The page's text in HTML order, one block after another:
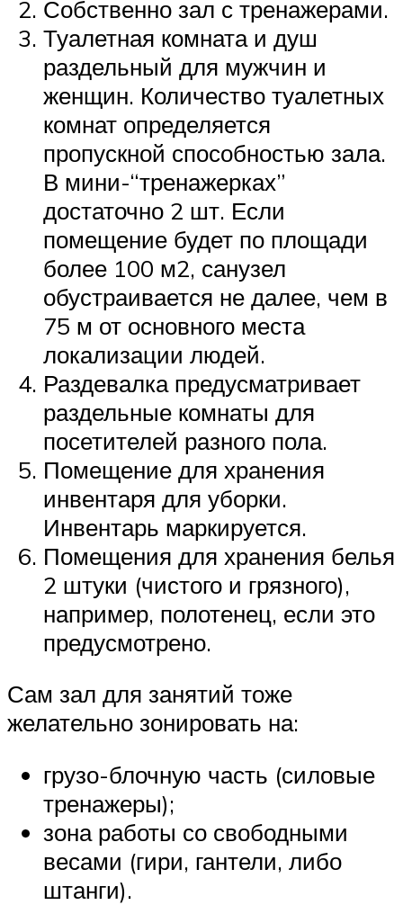
Собственно зал с тренажерами.
Туалетная комната и душ
раздельный для мужчин и
женщин. Количество туалетных
комнат определяется
пропускной способностью зала.
В мини-“тренажерках”
достаточно 2 шт. Если
помещение будет по площади
более 100 м2, санузел
обустраивается не далее, чем в
75 м от основного места
локализации людей.
Раздевалка предусматривает
раздельные комнаты для
посетителей разного пола.
Помещение для хранения
инвентаря для уборки.
Инвентарь маркируется.
Помещения для хранения белья
2 штуки (чистого и грязного),
например, полотенец, если это
предусмотрено.
Сам зал для занятий тоже
желательно зонировать на:
грузо-блочную часть (силовые
тренажеры);
зона работы со свободными
весами (гири, гантели, либо
штанги).